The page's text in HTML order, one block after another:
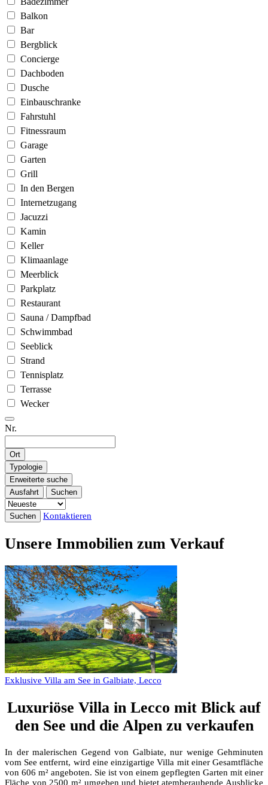
Balkon
Bar
Bergblick
Concierge
Dachboden
Dusche
Einbauschranke
Fahrstuhl
Fitnessraum
Garage
Garten
Grill
In den Bergen
Internetzugang
Jacuzzi
Kamin
Keller
Klimaanlage
Meerblick
Parkplatz
Restaurant
Sauna / Dampfbad
Schwimmbad
Seeblick
Strand
Tennisplatz
Terrasse
Wecker
Nr.
Ort
Typologie
Erweiterte suche
Ausfahrt
Suchen
Suchen Kontaktieren
Unsere Immobilien zum Verkauf
Exklusive Villa am See in Galbiate, Lecco
Luxuriöse Villa in Lecco mit Blick auf
den See und die Alpen zu verkaufen
In der malerischen Gegend von Galbiate, nur wenige Gehminuten
vom See entfernt, wird eine einzigartige Villa mit einer Gesamtfläche
von 606 m² angeboten. Sie ist von einem gepflegten Garten mit einer
Fläche von 2500 m² umgeben und bietet atemberaubende Ausblicke